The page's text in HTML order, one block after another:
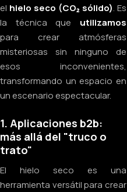
el hielo seco (CO₂ sólido). Es
la técnica que utilizamos
para crear atmósferas
misteriosas sin ninguno de
esos inconvenientes,
transformando un espacio en
un escenario espectacular.
1. Aplicaciones b2b:
más allá del "truco o
trato"
El hielo seco es una
herramienta versátil para crear